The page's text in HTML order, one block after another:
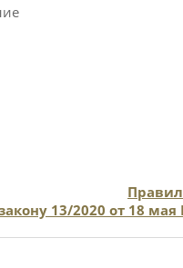
13/2020 от 18